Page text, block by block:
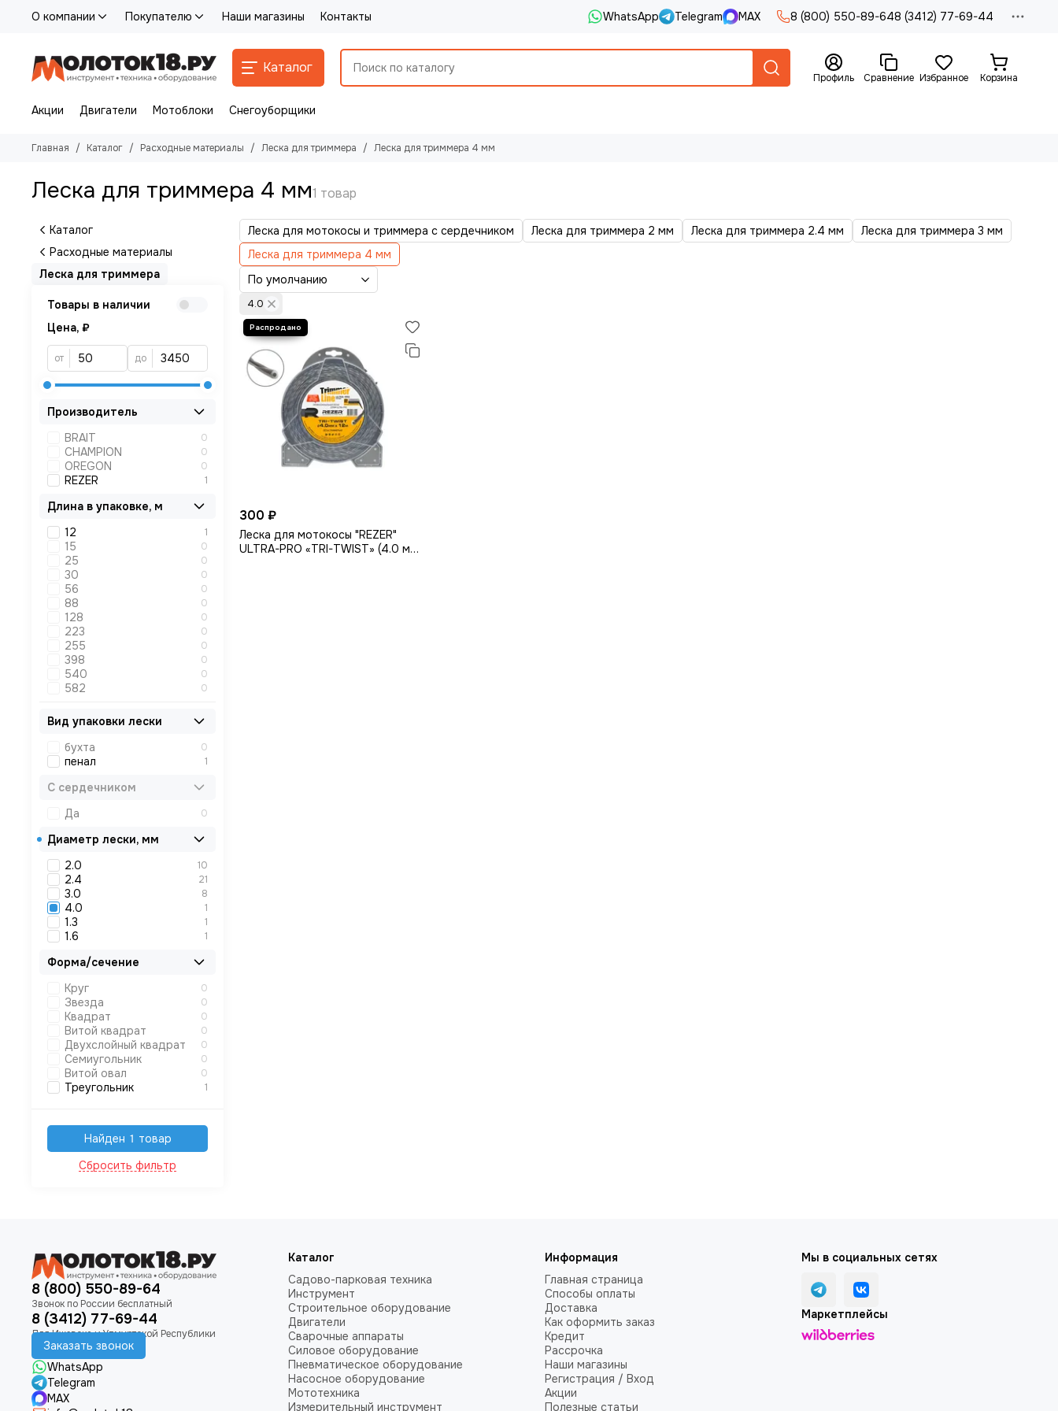
О компании Покупателю Наши магазины Контакты WhatsApp Telegram MAX 8 (800) 550-89-648 (3412) 77-69-44
Каталог
Профиль Сравнение Избранное Корзина
Акции Двигатели Мотоблоки Снегоуборщики
Главная Каталог Расходные материалы Леска для триммера Леска для триммера 4 мм
Леска для триммера 4 мм
Леска для мотокосы и триммера с сердечником Леска для триммера 2 мм Леска для триммера 2.4 мм
Леска для триммера 3 мм
Леска для триммера 4 мм
4.0
300 ₽
Леска для мотокосы "REZER"
ULTRA-PRO «TRI-TWIST» (4.0 мм,
Каталог
Расходные материалы
Леска для триммера
Товары в наличии
Цена, ₽
от до
Производитель
BRAIT
0
CHAMPION 0
OREGON 0
REZER 1
Длина в упаковке, м
12
1
15 0
25 0
30 0
56 0
88 0
128 0
223 0
255 0
398 0
540 0
582 0
Вид упаковки лески
бухта
0
пенал 1
С сердечником
Да
0
Диаметр лески, мм
2.0
10
2.4 21
3.0 8
4.0 1
1.3 1
1.6 1
Форма/сечение
Круг
0
Звезда 0
Квадрат 0
Витой квадрат 0
Двухслойный квадрат 0
Семиугольник 0
Витой овал 0
Треугольник 1
Найден 1 товар
Сбросить фильтр
8 (800) 550-89-64
8 (3412) 77-69-44
Заказать звонок
WhatsApp
Telegram
MAX
Каталог
Садово-парковая техника
Инструмент
Строительное оборудование
Двигатели
Сварочные аппараты
Силовое оборудование
Пневматическое оборудование
Насосное оборудование
Мототехника
Измерительный инструмент
Информация
Главная страница
Способы оплаты
Доставка
Как оформить заказ
Кредит
Рассрочка
Наши магазины
Регистрация / Вход
Акции
Полезные статьи
Мы в социальных сетях
Маркетплейсы